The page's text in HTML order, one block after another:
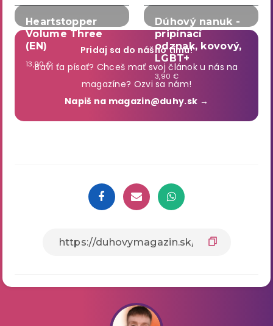
Heartstopper
Volume Three
(EN)
13,90 €
Dúhový nanuk -
pripínací
odznak, kovový,
LGBT+
3,90 €
Pridaj sa do nášho tímu!
Baví ťa písať? Chceš mať svoj článok u nás na
magazíne? Ozvi sa nám!
Napiš na magazin@duhy.sk →